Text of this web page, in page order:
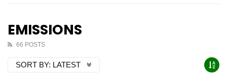
EMISSIONS
66 POSTS
SORT BY: LATEST